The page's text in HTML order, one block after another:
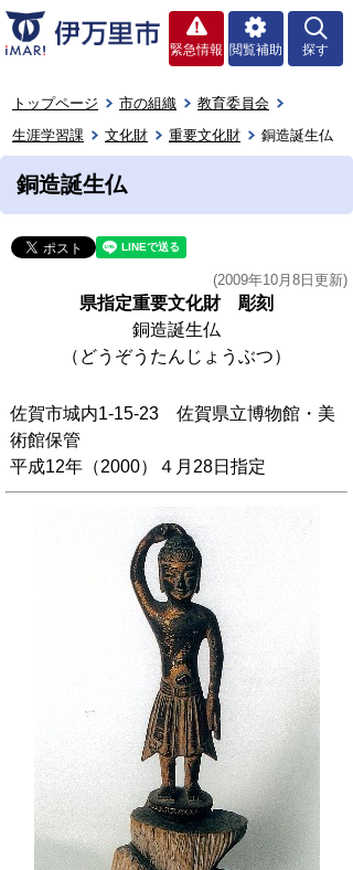
緊急情報 閲覧補助 探す
トップページ 市の組織
教育委員会
生涯学習課
文化財 重要文化財 銅造誕生仏
銅造誕生仏
(2009年10月8日更新)
県指定重要文化財 彫刻
銅造誕生仏
（どうぞうたんじょうぶつ）
佐賀市城内1-15-23 佐賀県立博物館・美
術館保管
平成12年（2000）４月28日指定